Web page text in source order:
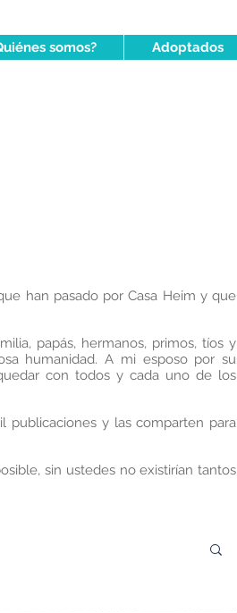
somos? Adoptados
han pasado por Casa Heim y que
papás, hermanos, primos, tíos y
humanidad. A mi esposo por su
con todos y cada uno de los
publicaciones y las comparten para
sin ustedes no existirían tantos